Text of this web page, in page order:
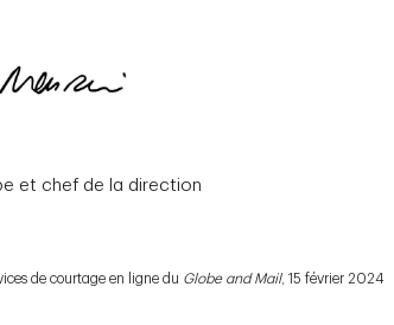
et chef de la direction
de courtage en ligne du Globe and Mail, 15 février 2024